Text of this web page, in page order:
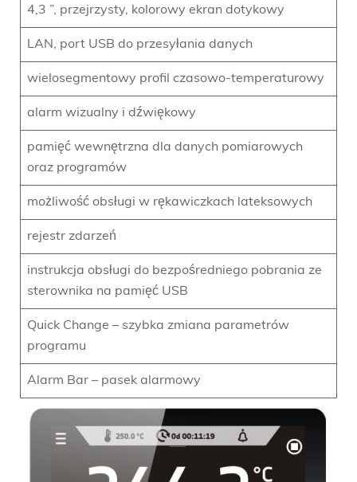
4,3 ”, przejrzysty, kolorowy ekran dotykowy
LAN, port USB do przesyłania danych
wielosegmentowy profil czasowo-temperaturowy
alarm wizualny i dźwiękowy
pamięć wewnętrzna dla danych pomiarowych
oraz programów
możliwość obsługi w rękawiczkach lateksowych
rejestr zdarzeń
instrukcja obsługi do bezpośredniego pobrania ze
sterownika na pamięć USB
Quick Change – szybka zmiana parametrów
programu
Alarm Bar – pasek alarmowy